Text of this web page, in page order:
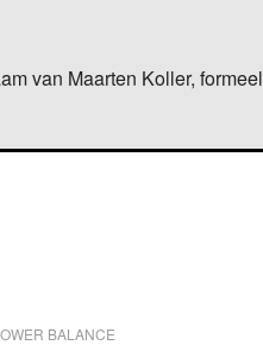
van Maarten Koller, formeel
BALANCE